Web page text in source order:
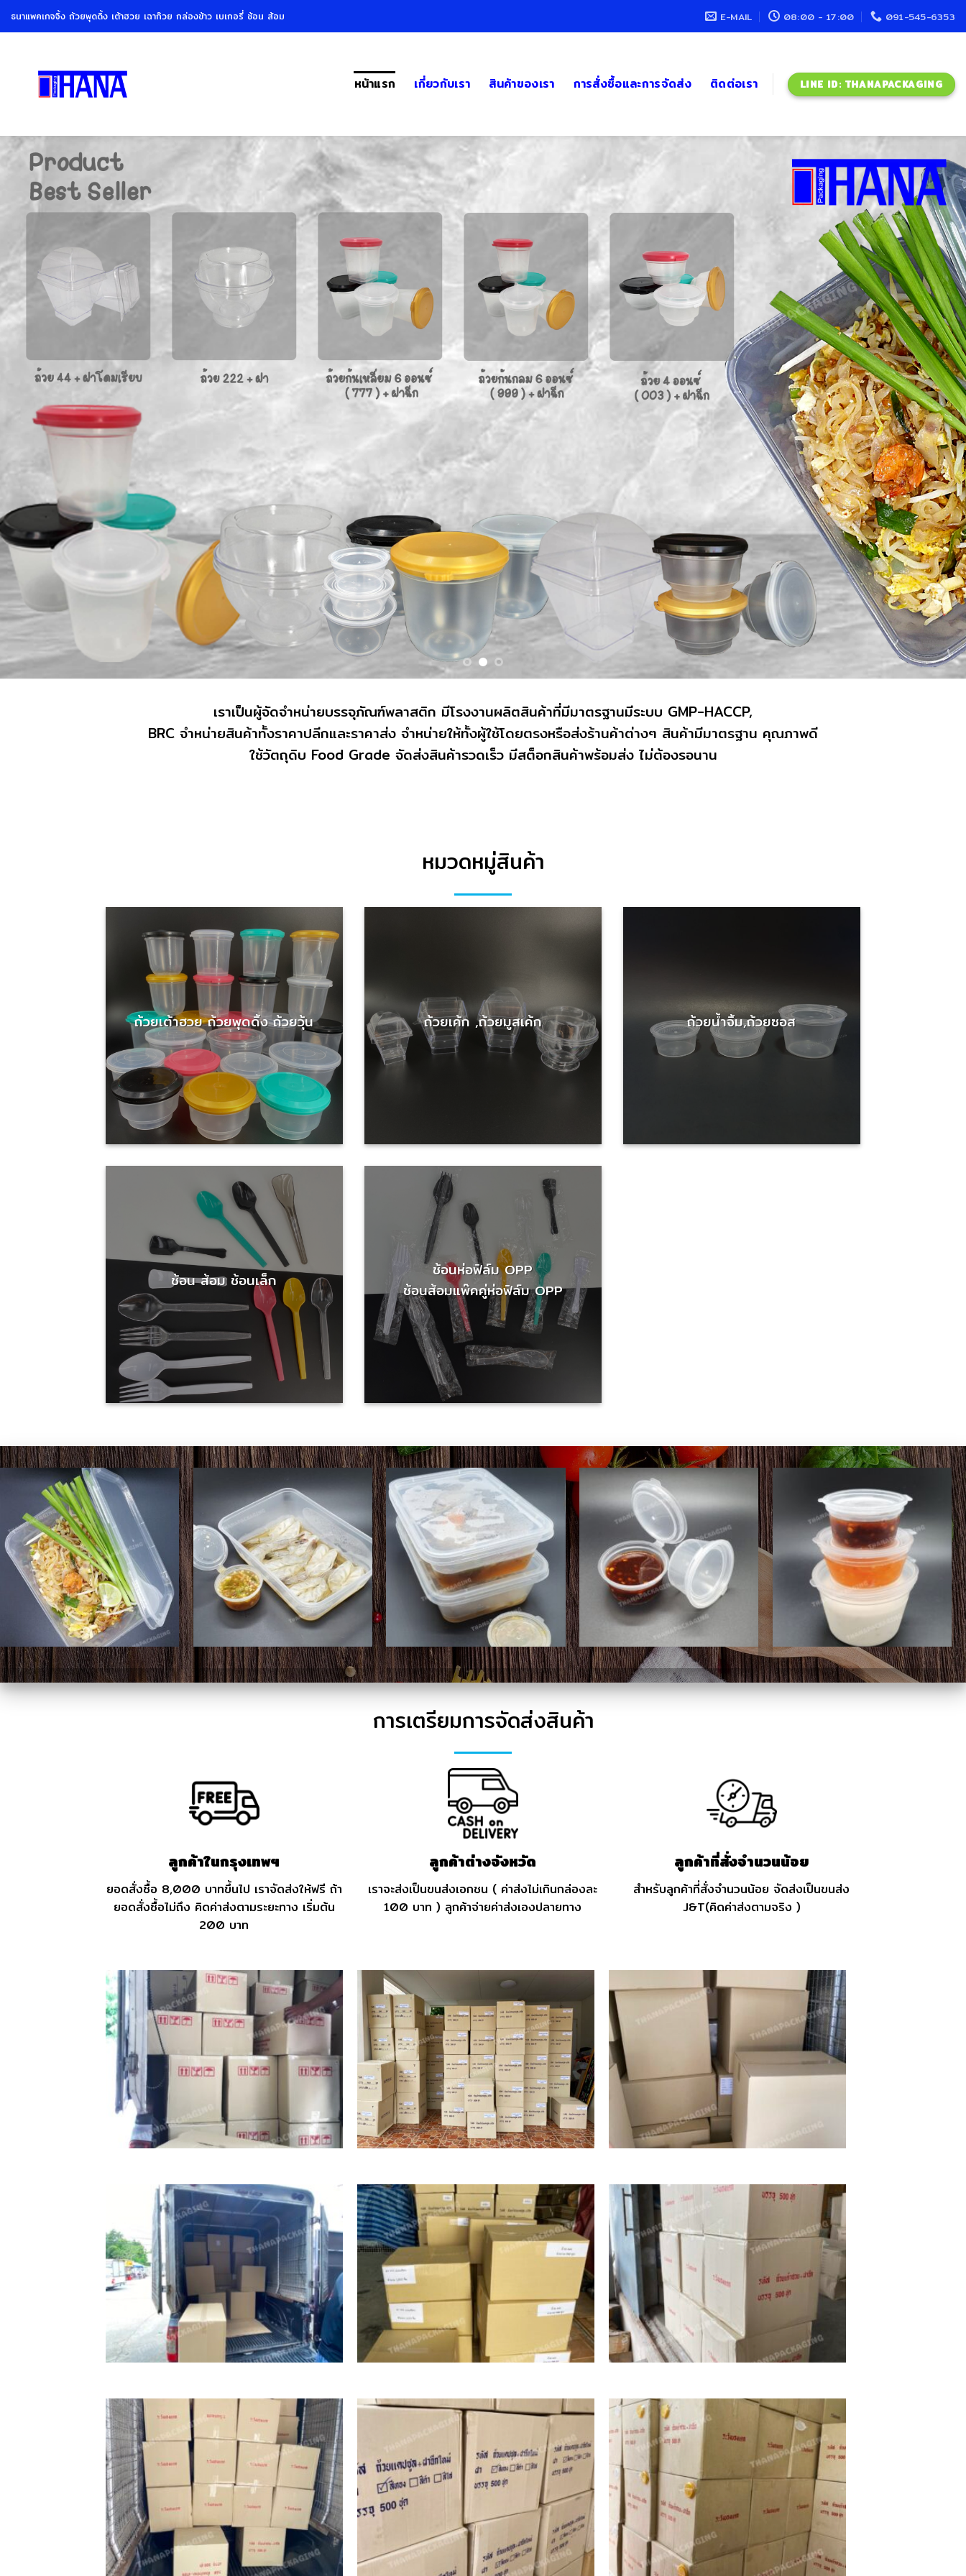
ธนาแพคเกจจิ้ง ถ้วยพุดดิ้ง เต้าฮวย เฉาก๊วย กล่องข้าว เบเกอรี่ ช้อน ส้อม E-MAIL 08:00 - 17:00 091-545-6353
หน้าแรก เกี่ยวกับเรา สินค้าของเรา การสั่งซื้อและการจัดส่ง ติดต่อเรา LINE ID: THANAPACKAGING
เราเป็นผู้จัดจำหน่ายบรรจุภัณฑ์พลาสติก มีโรงงานผลิตสินค้าที่มีมาตรฐานมีระบบ GMP-HACCP,
BRC จำหน่ายสินค้าทั้งราคาปลีกและราคาส่ง จำหน่ายให้ทั้งผู้ใช้โดยตรงหรือส่งร้านค้าต่างๆ สินค้ามีมาตรฐาน คุณภาพดี
ใช้วัตถุดิบ Food Grade จัดส่งสินค้ารวดเร็ว มีสต็อกสินค้าพร้อมส่ง ไม่ต้องรอนาน
หมวดหมู่สินค้า
ถ้วยเต้าฮวย ถ้วยพุดดิ้ง ถ้วยวุ้น ถ้วยเค้ก ,ถ้วยมูสเค้ก ถ้วยน้ำจิ้ม,ถ้วยซอส
ช้อน ส้อม ช้อนเล็ก
ช้อนห่อฟิล์ม OPP
ช้อนส้อมแพ๊คคู่ห่อฟิล์ม OPP
การเตรียมการจัดส่งสินค้า
ลูกค้าในกรุงเทพฯ
ยอดสั่งซื้อ 8,000 บาทขึ้นไป เราจัดส่งให้ฟรี ถ้า
ยอดสั่งซื้อไม่ถึง คิดค่าส่งตามระยะทาง เริ่มต้น
200 บาท
ลูกค้าต่างจังหวัด
เราจะส่งเป็นขนส่งเอกชน ( ค่าส่งไม่เกินกล่องละ
100 บาท ) ลูกค้าจ่ายค่าส่งเองปลายทาง
ลูกค้าที่สั่งจำนวนน้อย
สำหรับลูกค้าที่สั่งจำนวนน้อย จัดส่งเป็นขนส่ง
J&T(คิดค่าส่งตามจริง )